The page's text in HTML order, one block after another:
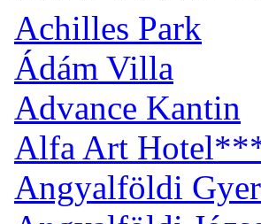
Achilles Park
Ádám Villa
Advance Kantin
Alfa Art
Angyalföldi